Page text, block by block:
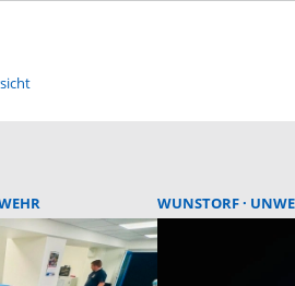
WUNSTORF